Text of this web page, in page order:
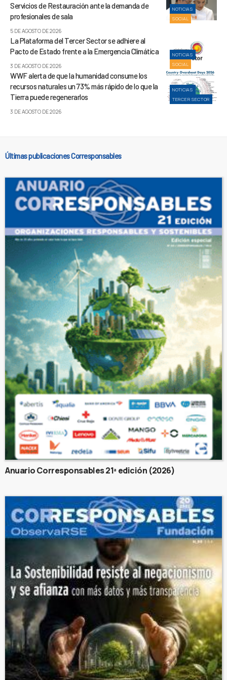
NOTICIAS
SOCIAL
Servicios de Restauración ante la demanda de
profesionales de sala
5 DE AGOSTO DE 2026
NOTICIAS
SOCIAL
La Plataforma del Tercer Sector se adhiere al
Pacto de Estado frente a la Emergencia Climática
3 DE AGOSTO DE 2026
NOTICIAS
TERCER SECTOR
WWF alerta de que la humanidad consume los
recursos naturales un 73% más rápido de lo que la
Tierra puede regenerarlos
3 DE AGOSTO DE 2026
Últimas publicaciones Corresponsables
Anuario Corresponsables 21ª edición (2026)